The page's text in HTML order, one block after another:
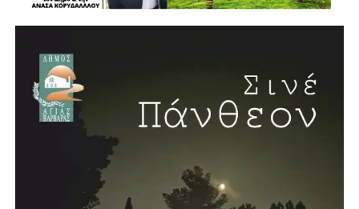
ΓΙΑΚΟΥΜΗΣ ΕΥΑΓΓΕΛΟΣ ΔΗΜΟΤΙΚΟΣ ΣΥΜΒΟΥΛΟΣ
ΠΕΡΙΣΤΕΡΙΟΥ
ΑΝΑΓΝΩΣΤΟΠΟΥΛΟΣ ΘΩΜΑΣ ΔΗΜΟΤΙΚΟΣ
ΣΥΜΒΟΥΛΟΣ ΠΕΡΙΣΤΕΡΙΟΥ
ΚΑΤΣΑΝΟΥ ΔΗΜΗΤΡΑ ΔΗΜΟΤΙΚΟΣ ΣΥΜΒΟΥΛΟΣ
ΠΕΡΙΣΤΕΡΙΟΥ